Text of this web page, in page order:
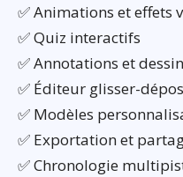
✅ Animations et effets
✅ Quiz interactifs
✅ Annotations et
✅ Éditeur glisser-
✅ Modèles
✅ Exportation et
✅ Chronologie